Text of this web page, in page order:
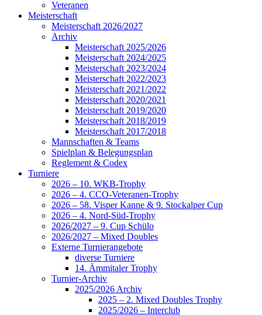
Veteranen
Meisterschaft
Meisterschaft 2026/2027
Archiv
Meisterschaft 2025/2026
Meisterschaft 2024/2025
Meisterschaft 2023/2024
Meisterschaft 2022/2023
Meisterschaft 2021/2022
Meisterschaft 2020/2021
Meisterschaft 2019/2020
Meisterschaft 2018/2019
Meisterschaft 2017/2018
Mannschaften & Teams
Spielplan & Belegungsplan
Reglement & Codex
Turniere
2026 – 10. WKB-Trophy
2026 – 4. CCO-Veteranen-Trophy
2026 – 58. Visper Kanne & 9. Stockalper Cup
2026 – 4. Nord-Süd-Trophy
2026/2027 – 9. Cup Schülo
2026/2027 – Mixed Doubles
Externe Turnierangebote
diverse Turniere
14. Ämmitaler Trophy
Turnier-Archiv
2025/2026 Archiv
2025 – 2. Mixed Doubles Trophy
2025/2026 – Interclub